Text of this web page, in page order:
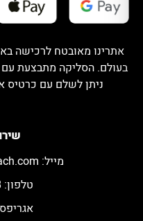
מייל:
טלפון: 02-6234708
אגריפס 64, ירושלים
ניתן לשלם עם כרטיס